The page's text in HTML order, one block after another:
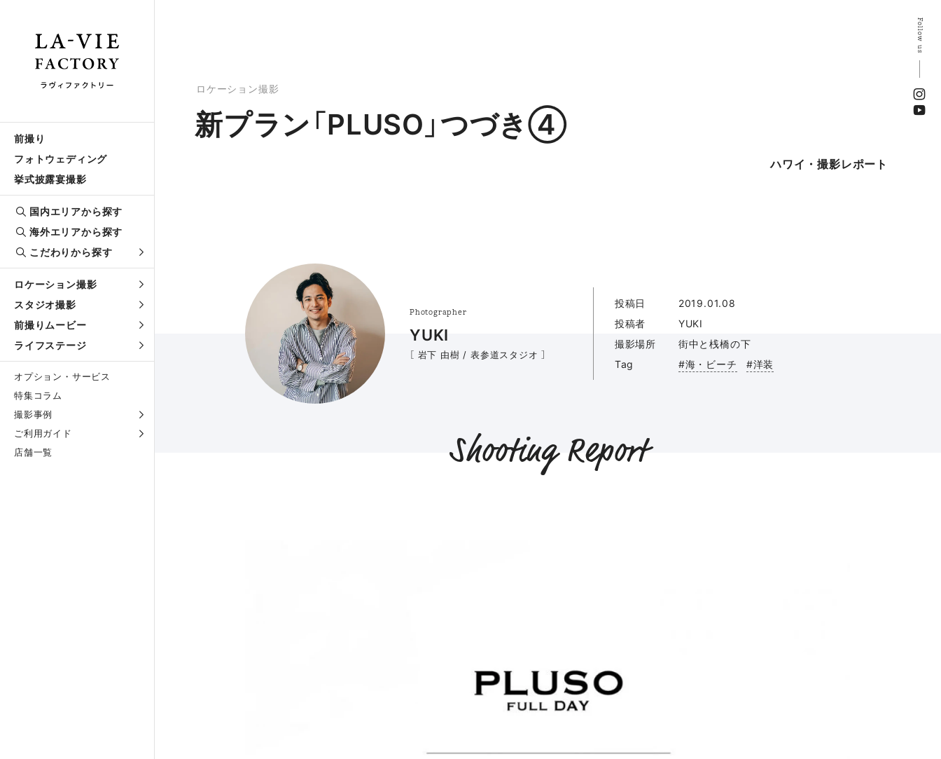
前撮り
フォトウェディング
挙式披露宴撮影
国内エリアから探す
海外エリアから探す
こだわりから探す
ロケーション撮影
スタジオ撮影
前撮りムービー
ライフステージ
オプション・サービス
特集コラム
撮影事例
ご利用ガイド
店舗一覧
ロケーション撮影
新プラン「PLUSO」つづき④
ハワイ・撮影レポート
Follow us
Photographer
YUKI
［ 岩下 由樹 / 表参道スタジオ ］
投稿日
2019.01.08
投稿者
YUKI
撮影場所
街中と桟橋の下
Tag
#海・ビーチ #洋装
Shooting Report